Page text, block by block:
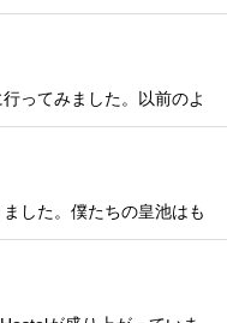
んなタイプがいる。サウ
帰ろうとしたら、若いイ
て、タイプだ！サシでヤ
。で、入ってからお互い
終了。で、シャワー浴び
もやタチ同士。日本みた
印欲しい。店が広いか
部屋で映画観ながら休め
し、設備は整ってる。ム
ムラムラ増し増しでホテ
ってみました。以前のよ
イは数人居ました。ミス
て、頭から青いタオルか
誰でも触ってOKみたいな
わらなくない？と思いま
ですし、ぬるめの風呂は
した。僕たちの皇池はも